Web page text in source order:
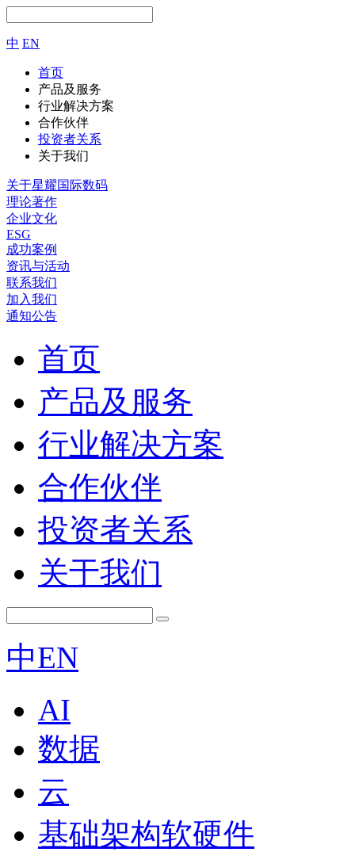
中 EN
首页
产品及服务
行业解决方案
合作伙伴
投资者关系
关于我们
关于星耀国际数码
理论著作
企业文化
ESG
成功案例
资讯与活动
联系我们
加入我们
通知公告
首页
产品及服务
行业解决方案
合作伙伴
投资者关系
关于我们
中EN
AI
数据
云
基础架构软硬件